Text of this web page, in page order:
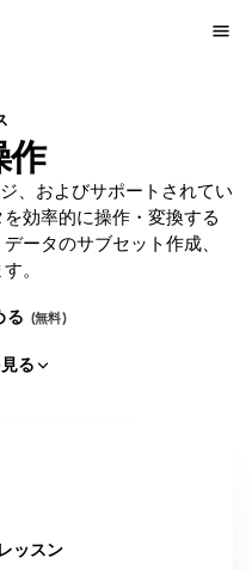
作
、およびサポートされてい
効率的に操作・変換する
ータのサブセット作成、
。
る (無料)
る
ッスン